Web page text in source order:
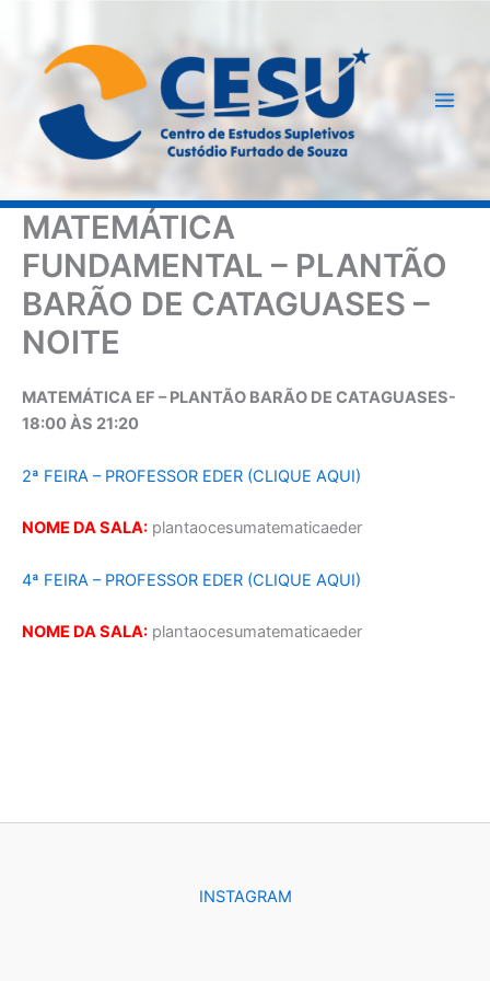
MATEMÁTICA
FUNDAMENTAL – PLANTÃO
BARÃO DE CATAGUASES –
NOITE
MATEMÁTICA EF – PLANTÃO BARÃO DE CATAGUASES-
18:00 ÀS 21:20
2ª FEIRA – PROFESSOR EDER (CLIQUE AQUI)
NOME DA SALA: plantaocesumatematicaeder
4ª FEIRA – PROFESSOR EDER (CLIQUE AQUI)
NOME DA SALA: plantaocesumatematicaeder
INSTAGRAM